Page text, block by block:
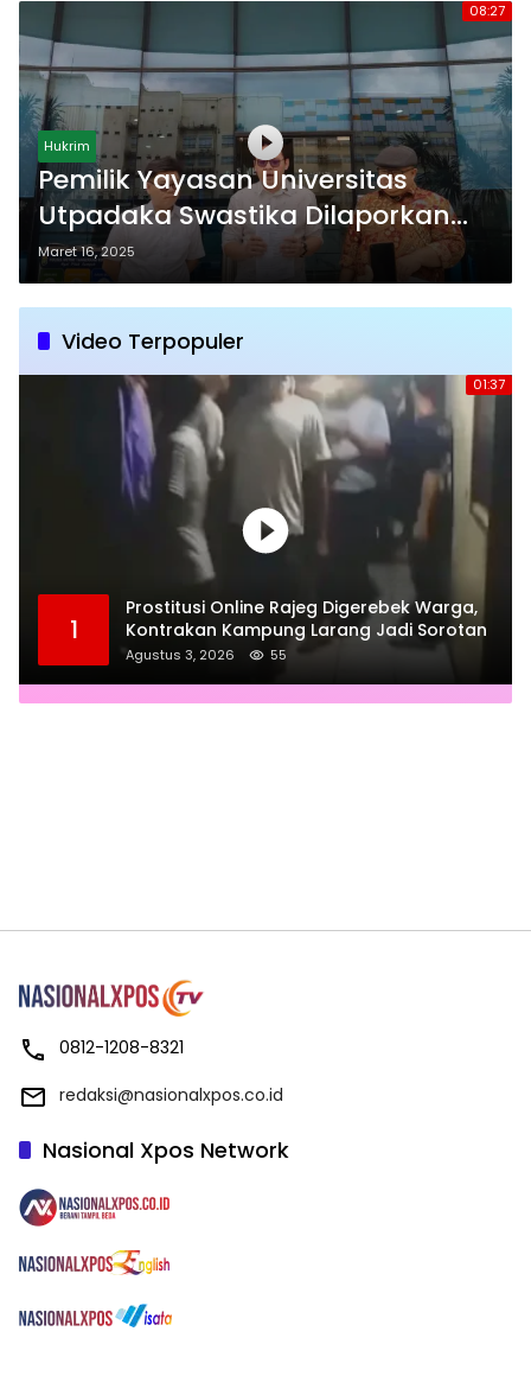
08:27
Hukrim
Pemilik Yayasan Universitas
Utpadaka Swastika Dilaporkan
Polisi Karena Utang Sewa Miliaran
Rupiah
Maret 16, 2025
Video Terpopuler
01:37
1
Prostitusi Online Rajeg Digerebek Warga,
Kontrakan Kampung Larang Jadi Sorotan
Agustus 3, 2026 55
0812-1208-8321
redaksi@nasionalxpos.co.id
Nasional Xpos Network